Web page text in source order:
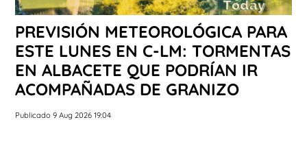
PREVISIÓN METEOROLÓGICA PARA
ESTE LUNES EN C-LM: TORMENTAS
EN ALBACETE QUE PODRÍAN IR
ACOMPAÑADAS DE GRANIZO
Publicado 9 Aug 2026 19:04